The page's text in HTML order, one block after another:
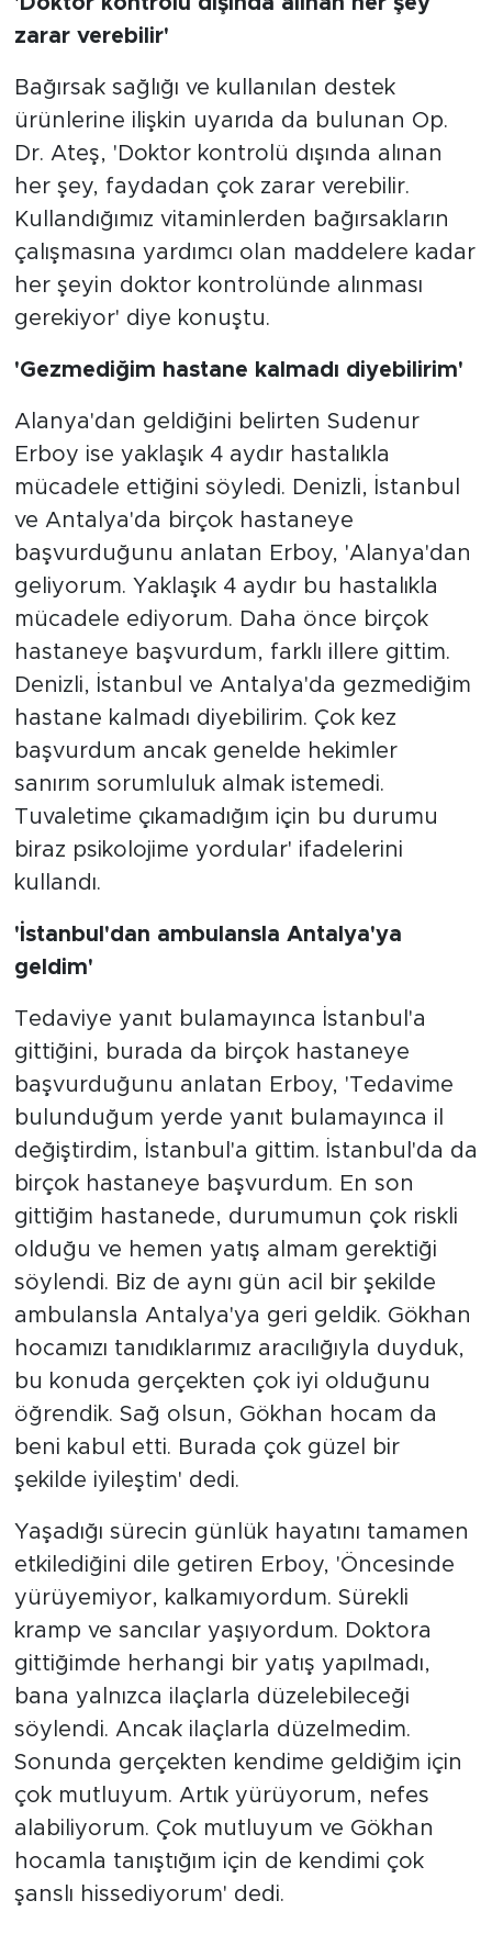
zarar verebilir'
Bağırsak sağlığı ve kullanılan destek
ürünlerine ilişkin uyarıda da bulunan Op.
Dr. Ateş, 'Doktor kontrolü dışında alınan
her şey, faydadan çok zarar verebilir.
Kullandığımız vitaminlerden bağırsakların
çalışmasına yardımcı olan maddelere kadar
her şeyin doktor kontrolünde alınması
gerekiyor' diye konuştu.
'Gezmediğim hastane kalmadı diyebilirim'
Alanya'dan geldiğini belirten Sudenur
Erboy ise yaklaşık 4 aydır hastalıkla
mücadele ettiğini söyledi. Denizli, İstanbul
ve Antalya'da birçok hastaneye
başvurduğunu anlatan Erboy, 'Alanya'dan
geliyorum. Yaklaşık 4 aydır bu hastalıkla
mücadele ediyorum. Daha önce birçok
hastaneye başvurdum, farklı illere gittim.
Denizli, İstanbul ve Antalya'da gezmediğim
hastane kalmadı diyebilirim. Çok kez
başvurdum ancak genelde hekimler
sanırım sorumluluk almak istemedi.
Tuvaletime çıkamadığım için bu durumu
biraz psikolojime yordular' ifadelerini
kullandı.
'İstanbul'dan ambulansla Antalya'ya
geldim'
Tedaviye yanıt bulamayınca İstanbul'a
gittiğini, burada da birçok hastaneye
başvurduğunu anlatan Erboy, 'Tedavime
bulunduğum yerde yanıt bulamayınca il
değiştirdim, İstanbul'a gittim. İstanbul'da da
birçok hastaneye başvurdum. En son
gittiğim hastanede, durumumun çok riskli
olduğu ve hemen yatış almam gerektiği
söylendi. Biz de aynı gün acil bir şekilde
ambulansla Antalya'ya geri geldik. Gökhan
hocamızı tanıdıklarımız aracılığıyla duyduk,
bu konuda gerçekten çok iyi olduğunu
öğrendik. Sağ olsun, Gökhan hocam da
beni kabul etti. Burada çok güzel bir
şekilde iyileştim' dedi.
Yaşadığı sürecin günlük hayatını tamamen
etkilediğini dile getiren Erboy, 'Öncesinde
yürüyemiyor, kalkamıyordum. Sürekli
kramp ve sancılar yaşıyordum. Doktora
gittiğimde herhangi bir yatış yapılmadı,
bana yalnızca ilaçlarla düzelebileceği
söylendi. Ancak ilaçlarla düzelmedim.
Sonunda gerçekten kendime geldiğim için
çok mutluyum. Artık yürüyorum, nefes
alabiliyorum. Çok mutluyum ve Gökhan
hocamla tanıştığım için de kendimi çok
şanslı hissediyorum' dedi.